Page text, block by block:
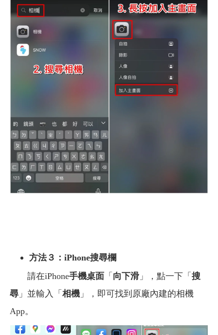
方法３：iPhone搜尋欄
請在iPhone手機桌面 「 向下滑 」，點一下「 搜
尋 」並輸入「 相機 」，即可找到原廠內建的相機
App。